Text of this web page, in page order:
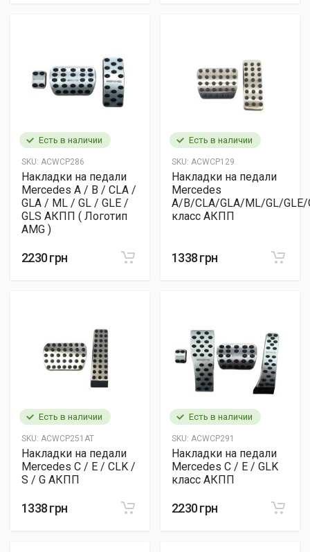
Есть в наличии
SKU: ACWCP286
Накладки на педали
Mercedes A / B / CLA /
GLA / ML / GL / GLE /
GLS АКПП ( Логотип
AMG )
2230 грн
Есть в наличии
SKU: ACWCP129
Накладки на педали
Mercedes
A/B/CLA/GLA/ML/GL/GLE/
класс АКПП
1338 грн
Есть в наличии
SKU: ACWCP251AT
Накладки на педали
Mercedes C / E / CLK /
S / G АКПП
1338 грн
Есть в наличии
SKU: ACWCP291
Накладки на педали
Mercedes C / E / GLK
класс АКПП
2230 грн